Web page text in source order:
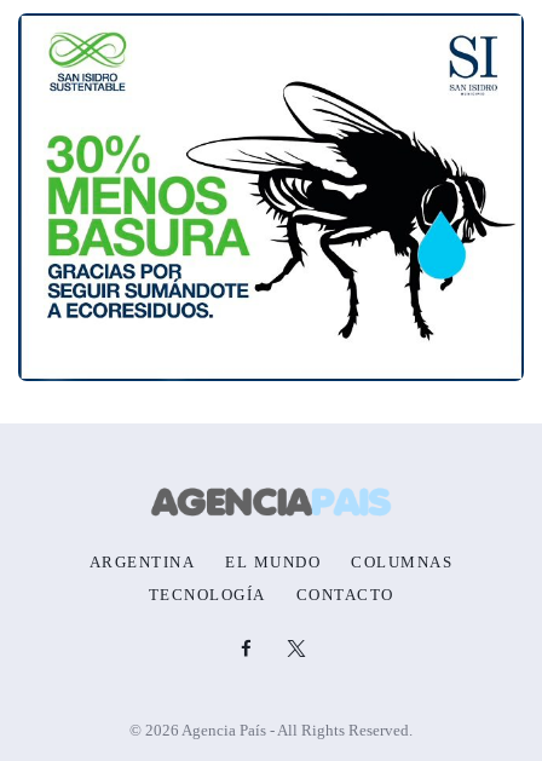
ARGENTINA EL MUNDO
COLUMNAS
TECNOLOGÍA
CONTACTO
© 2026 Agencia País - All Rights Reserved.